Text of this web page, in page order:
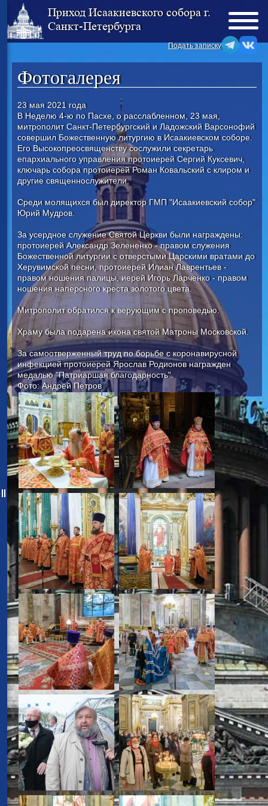
Приход Исаакиевского собора г.
Санкт-Петербурга
Подать записку
Фотогалерея
23 мая 2021 года
В Неделю 4-ю по Пасхе, о расслабленном, 23 мая,
митрополит Санкт-Петербургский и Ладожский Варсонофий
совершил Божественную литургию в Исаакиевском соборе.
Его Высокопреосвященству сослужили секретарь
епархиального управления протоиерей Сергий Куксевич,
ключарь собора протоиерей Роман Ковальский с клиром и
другие священнослужители.
Среди молящихся был директор ГМП "Исаакиевский собор"
Юрий Мудров.
За усердное служение Святой Церкви были награждены:
протоиерей Александр Зелененко - правом служения
Божественной литургии с отверстыми Царскими вратами до
Херувимской песни, протоиерей Илиан Лаврентьев -
правом ношения палицы, иерей Игорь Ларченко - правом
ношения наперсного креста золотого цвета.
Митрополит обратился к верующим с проповедью.
Храму была подарена икона святой Матроны Московской.
За самоотверженный труд по борьбе с коронавирусной
инфекцией протоиерей Ярослав Родионов награжден
медалью "Патриаршая благодарность".
Фото: Андрей Петров